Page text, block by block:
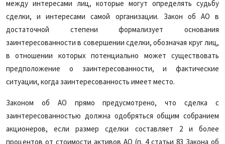
между интересами лиц, которые могут определять судьбу
сделки, и интересами самой организации. Закон об АО в
достаточной степени формализует основания
заинтересованности в совершении сделки, обозначая круг лиц,
в отношении которых потенциально может существовать
предположение о заинтересованности, и фактические
ситуации, когда заинтересованность имеет место.
Законом об АО прямо предусмотрено, что сделка с
заинтересованностью должна одобряться общим собранием
акционеров, если размер сделки составляет 2 и более
процентов от стоимости активов АО (п. 4 статьи 83 Закона об